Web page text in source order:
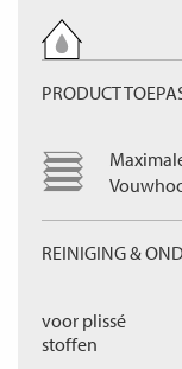
PRODUCT
REINIGING &
voor plissé
stoffen